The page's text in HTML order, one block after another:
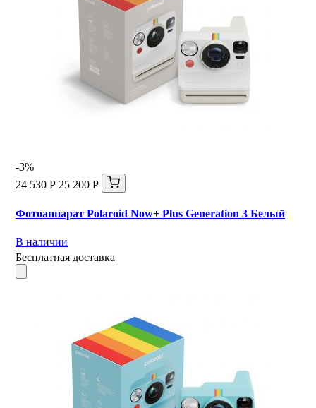
-3%
24 530 Р 25 200 Р
Фотоаппарат Polaroid Now+ Plus Generation 3 Белый
В наличии
Бесплатная доставка